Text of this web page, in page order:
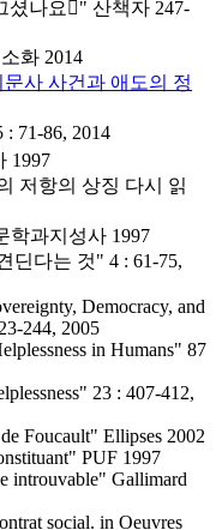
셨나요" 산책자 247-
화 2014
사 사건과 애도의 정
71-86, 2014
1997
저항의 상징 다시 읽
학과지성사 1997
딘다는 것" 4 : 61-75,
Democracy, and
244, 2005
in Humans" 87
23 : 407-412,
Foucault" Ellipses 2002
PUF 1997
introuvable" Gallimard
social. in Oeuvres